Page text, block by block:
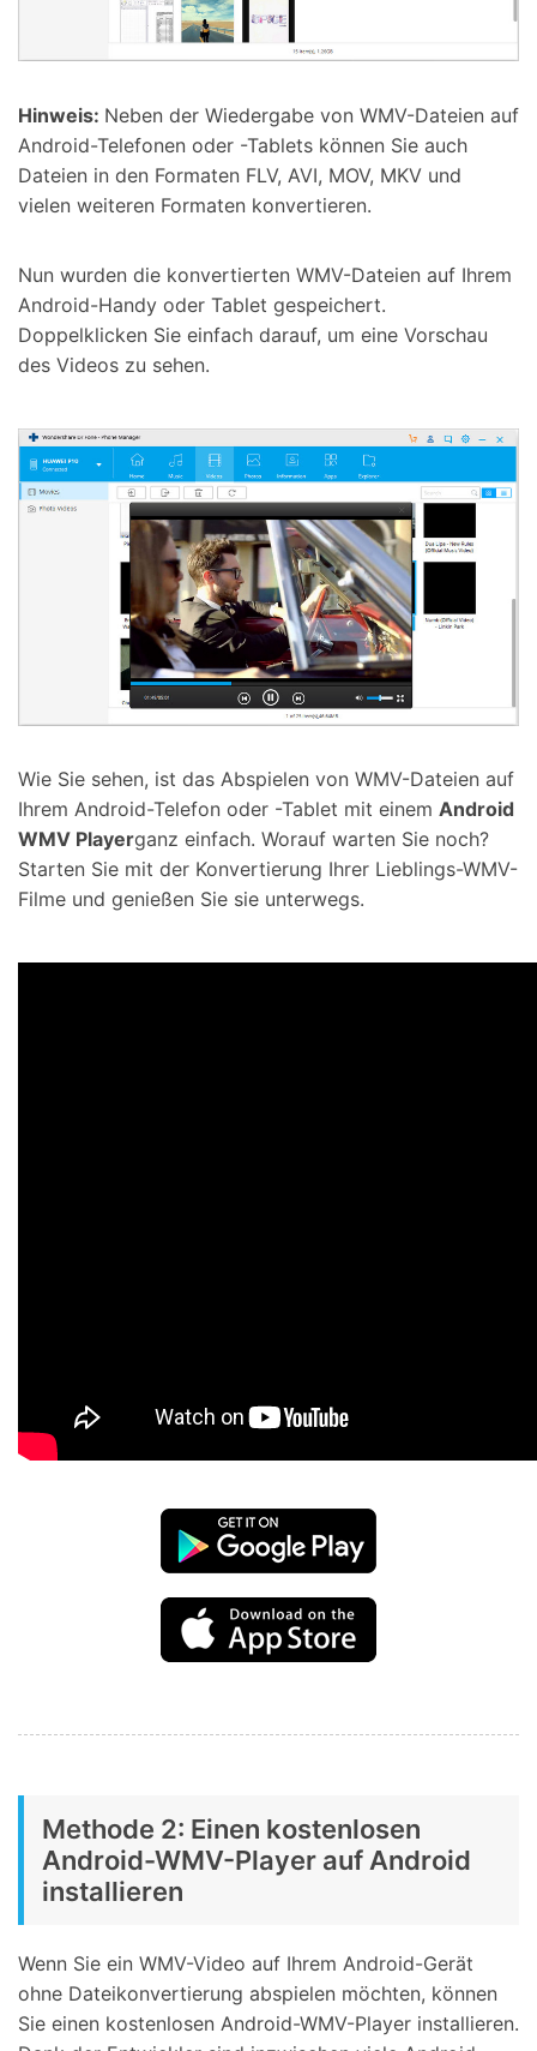
Hinweis: Neben der Wiedergabe von WMV-Dateien auf
Android-Telefonen oder -Tablets können Sie auch
Dateien in den Formaten FLV, AVI, MOV, MKV und
vielen weiteren Formaten konvertieren.
Nun wurden die konvertierten WMV-Dateien auf Ihrem
Android-Handy oder Tablet gespeichert.
Doppelklicken Sie einfach darauf, um eine Vorschau
des Videos zu sehen.
Wie Sie sehen, ist das Abspielen von WMV-Dateien auf
Ihrem Android-Telefon oder -Tablet mit einem Android
WMV Playerganz einfach. Worauf warten Sie noch?
Starten Sie mit der Konvertierung Ihrer Lieblings-WMV-
Filme und genießen Sie sie unterwegs.
Methode 2: Einen kostenlosen
Android-WMV-Player auf Android
installieren
Wenn Sie ein WMV-Video auf Ihrem Android-Gerät
ohne Dateikonvertierung abspielen möchten, können
Sie einen kostenlosen Android-WMV-Player installieren.